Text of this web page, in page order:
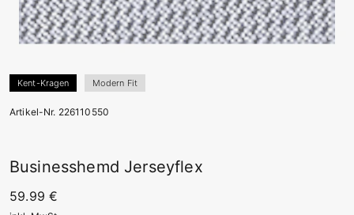
Kent-Kragen Modern Fit
Artikel-Nr. 226110550
Businesshemd Jerseyflex
59.99 €